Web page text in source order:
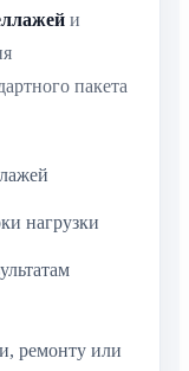
и
пакета
нагрузки
ремонту или